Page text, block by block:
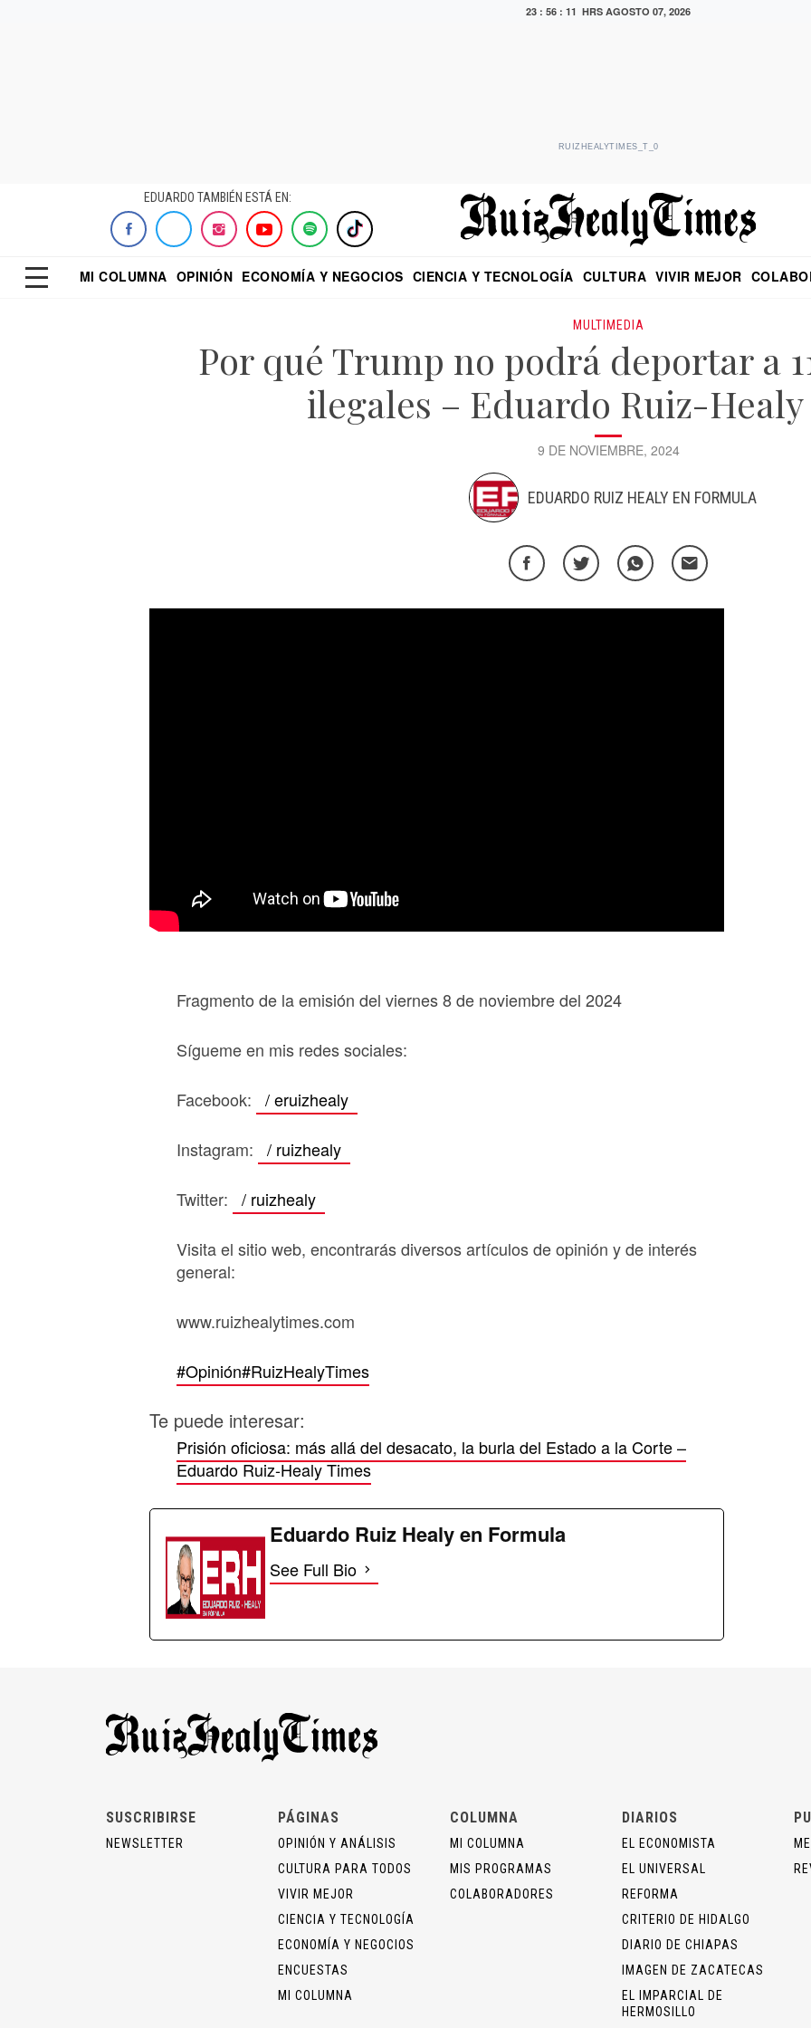
23 : 56 : 11 HRS AGOSTO 07, 2026
RUIZHEALYTIMES_T_0
EDUARDO TAMBIÉN ESTÁ EN:
MI COLUMNA OPINIÓN ECONOMÍA Y NEGOCIOS CIENCIA Y TECNOLOGÍA CULTURA VIVIR MEJOR
MULTIMEDIA
Por qué Trump no podrá deportar a
ilegales – Eduardo Ruiz-Healy
9 DE NOVIEMBRE, 2024
EDUARDO RUIZ HEALY EN FORMULA
Fragmento de la emisión del viernes 8 de noviembre del 2024
Sígueme en mis redes sociales:
Facebook: / eruizhealy
Instagram: / ruizhealy
Twitter: / ruizhealy
Visita el sitio web, encontrarás diversos artículos de opinión y de interés
general:
www.ruizhealytimes.com
#Opinión#RuizHealyTimes
Te puede interesar:
Prisión oficiosa: más allá del desacato, la burla del Estado a la Corte –
Eduardo Ruiz-Healy Times
Eduardo Ruiz Healy en Formula
See Full Bio
SUSCRIBIRSE
NEWSLETTER
PÁGINAS
OPINIÓN Y ANÁLISIS
CULTURA PARA TODOS
VIVIR MEJOR
CIENCIA Y TECNOLOGÍA
ECONOMÍA Y NEGOCIOS
ENCUESTAS
MI COLUMNA
COLUMNA
MI COLUMNA
MIS PROGRAMAS
COLABORADORES
DIARIOS
EL ECONOMISTA
EL UNIVERSAL
REFORMA
CRITERIO DE HIDALGO
DIARIO DE CHIAPAS
IMAGEN DE ZACATECAS
EL IMPARCIAL DE
HERMOSILLO